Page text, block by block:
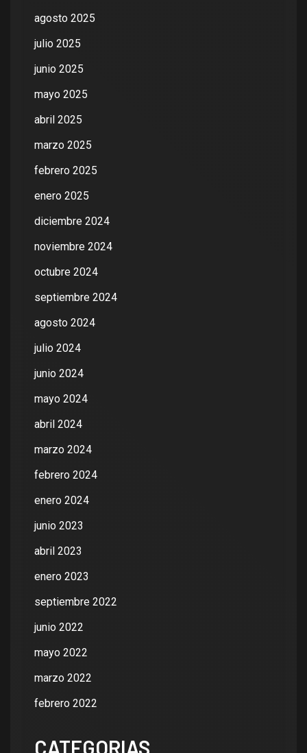
agosto 2025
julio 2025
junio 2025
mayo 2025
abril 2025
marzo 2025
febrero 2025
enero 2025
diciembre 2024
noviembre 2024
octubre 2024
septiembre 2024
agosto 2024
julio 2024
junio 2024
mayo 2024
abril 2024
marzo 2024
febrero 2024
enero 2024
junio 2023
abril 2023
enero 2023
septiembre 2022
junio 2022
mayo 2022
marzo 2022
febrero 2022
CATEGORIAS